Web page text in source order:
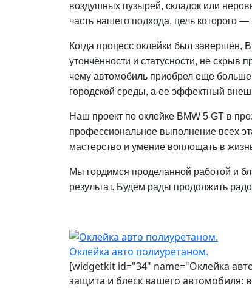
воздушных пузырей, складок или
часть нашего подхода, цель которого —
Когда процесс оклейки был завершён,
утончённости и статусности, не скрыв
чему автомобиль приобрел еще
городской среды, а ее эффектный
Наш проект по оклейке BMW 5 GT в
профессиональное выполнение всех
мастерство и умение воплощать в
Мы гордимся проделанной работой и
результат. Будем рады продолжить
Оклейка авто полиуретаном.
[widgetkit id="34" name="Оклейка
защита и блеск вашего автомобиля: